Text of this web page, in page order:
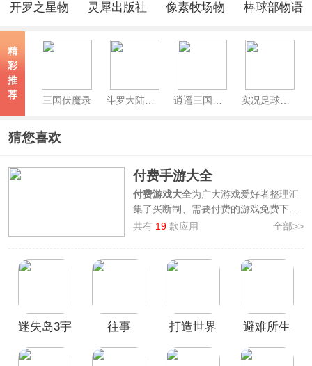
开罗之星物
灵犀出版社
像素牧场物
棒球部物语
精
彩
推
荐
三国伏魔录 斗罗大陆魂师对决最新版本
猜您喜欢
付费手游大全
付费游戏大全为广大游戏爱好者整理汇
集了买断制、需要付费的游戏免费下
载，其中有深受大家喜爱的
泰拉瑞亚、
戏，游戏类型涉及模拟经营、动作格
共有 19 款应用 全部>>
迷失岛3宇
往事
Past Was
打造世界
(Craft The
避难所生